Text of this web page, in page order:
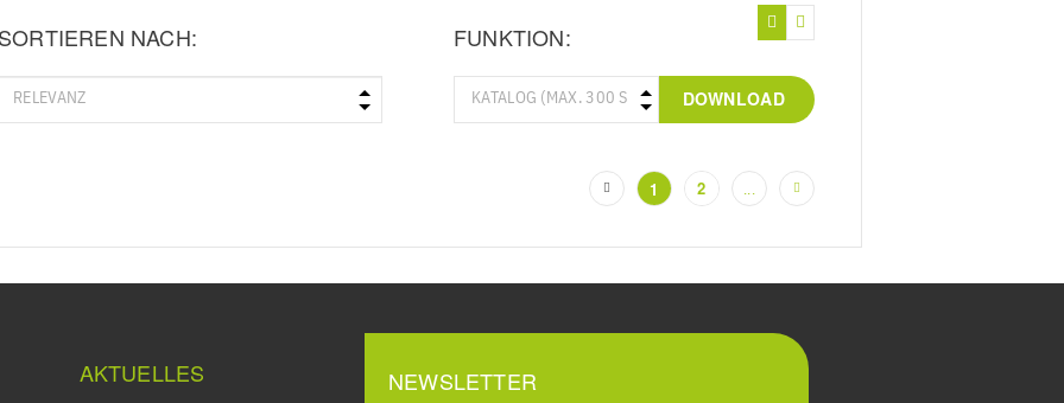
NACH: FUNKTION:
DOWNLOAD
1(current)
2
AKTUELLES
NEWSLETTER